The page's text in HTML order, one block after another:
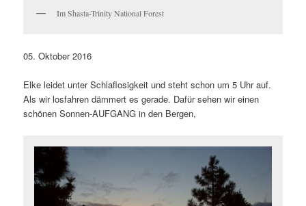
Im Shasta-Trinity National Forest
05. Oktober 2016
Elke leidet unter Schlaflosigkeit und steht schon um 5 Uhr auf.
Als wir losfahren dämmert es gerade. Dafür sehen wir einen
schönen Sonnen-AUFGANG in den Bergen,